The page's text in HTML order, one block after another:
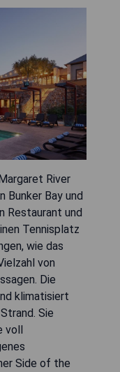
River
Bunker Bay und
Restaurant und
Tennisplatz
wie das
von
Die
klimatisiert
Sie
voll
Side of the